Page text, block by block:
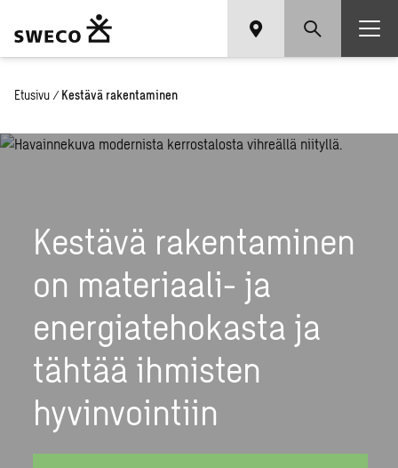
Etusivu / Kestävä rakentaminen
Kestävä rakentaminen
on materiaali- ja
energiatehokasta ja
tähtää ihmisten
hyvinvointiin